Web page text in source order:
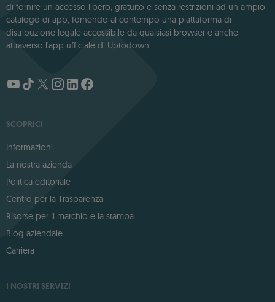
di fornire un accesso libero, gratuito e senza restrizioni ad un ampio
catalogo di app, fornendo al contempo una piattaforma di
distribuzione legale accessibile da qualsiasi browser e anche
attraverso l'app ufficiale di Uptodown.
SCOPRICI
Informazioni
La nostra azienda
Politica editoriale
Centro per la Trasparenza
Risorse per il marchio e la stampa
Blog aziendale
Carriera
I NOSTRI SERVIZI